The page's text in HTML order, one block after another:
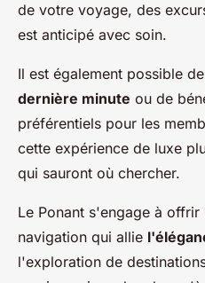
de votre voyage, des
est anticipé avec soin.
Il est également possible
dernière minute ou de
préférentiels pour les
cette expérience de luxe
qui sauront où chercher.
Le Ponant s'engage à
navigation qui allie
l'exploration de